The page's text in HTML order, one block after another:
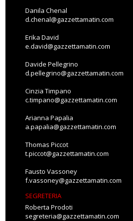
Danila Chenal
d.chenal@gazzettamatin.com
Erika David
e.david@gazzettamatin.com
Davide Pellegrino
d.pellegrino@gazzettamatin.com
Cinzia Timpano
c.timpano@gazzettamatin.com
Arianna Papalia
a.papalia@gazzettamatin.com
Thomas Piccot
t.piccot@gazzettamatin.com
Fausto Vassoney
f.vassoney@gazzettamatin.com
SEGRETERIA
Roberta Prodoti
segreteria@gazzettamatin.com